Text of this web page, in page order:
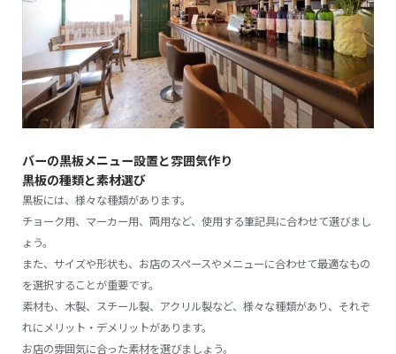
バーの黒板メニュー設置と雰囲気作り
黒板の種類と素材選び
黒板には、様々な種類があります。
チョーク用、マーカー用、両用など、使用する筆記具に合わせて選びまし
ょう。
また、サイズや形状も、お店のスペースやメニューに合わせて最適なもの
を選択することが重要です。
素材も、木製、スチール製、アクリル製など、様々な種類があり、それぞ
れにメリット・デメリットがあります。
お店の雰囲気に合った素材を選びましょう。